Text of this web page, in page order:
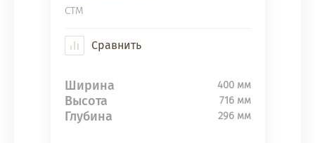
СТМ
Сравнить
Ширина 400 мм
Высота 716 мм
Глубина 296 мм